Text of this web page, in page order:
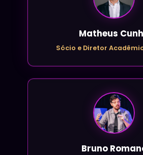
Matheus
Sócio e Diretor
Bruno